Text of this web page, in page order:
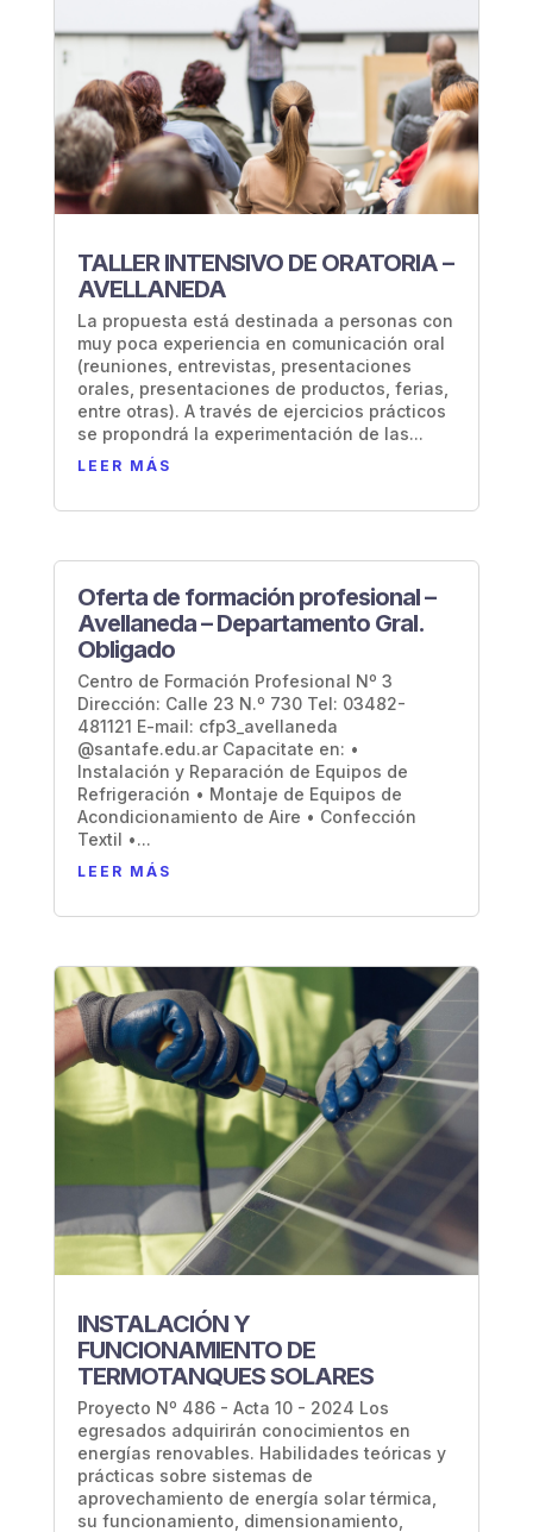
TALLER INTENSIVO DE ORATORIA –
AVELLANEDA
La propuesta está destinada a personas con
muy poca experiencia en comunicación oral
(reuniones, entrevistas, presentaciones
orales, presentaciones de productos, ferias,
entre otras). A través de ejercicios prácticos
se propondrá la experimentación de las...
LEER MÁS
Oferta de formación profesional –
Avellaneda – Departamento Gral.
Obligado
Centro de Formación Profesional Nº 3
Dirección: Calle 23 N.º 730 Tel: 03482-
481121 E-mail: cfp3_avellaneda
@santafe.edu.ar Capacitate en: •
Instalación y Reparación de Equipos de
Refrigeración • Montaje de Equipos de
Acondicionamiento de Aire • Confección
Textil •...
LEER MÁS
INSTALACIÓN Y
FUNCIONAMIENTO DE
TERMOTANQUES SOLARES
Proyecto Nº 486 - Acta 10 - 2024 Los
egresados adquirirán conocimientos en
energías renovables. Habilidades teóricas y
prácticas sobre sistemas de
aprovechamiento de energía solar térmica,
su funcionamiento, dimensionamiento,